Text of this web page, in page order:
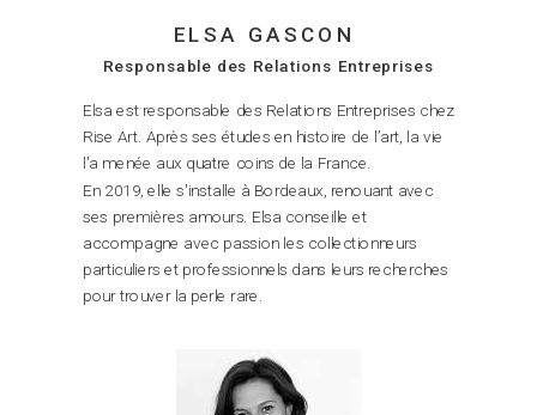
ELSA GASCON
Responsable des Relations Entreprises
Elsa est responsable des Relations Entreprises chez
Rise Art. Après ses études en histoire de l’art, la vie
l'a menée aux quatre coins de la France.
En 2019, elle s'installe à Bordeaux, renouant avec
ses premières amours. Elsa conseille et
accompagne avec passion les collectionneurs
particuliers et professionnels dans leurs recherches
pour trouver la perle rare.